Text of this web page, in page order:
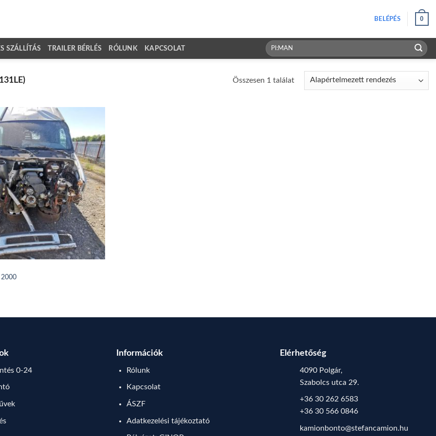
BELÉPÉS 0
SZÁLLÍTÁS TRAILER BÉRLÉS RÓLUNK KAPCSOLAT
Keresés
a
Összesen 1 találat
2000
0-24
Információk
Rólunk
Kapcsolat
ÁSZF
Adatkezelési tájékoztató
Elérhetőség
4090 Polgár,
Szabolcs utca 29.
+36 30 262 6583
+36 30 566 0846
kamionbonto@stefancamion.hu